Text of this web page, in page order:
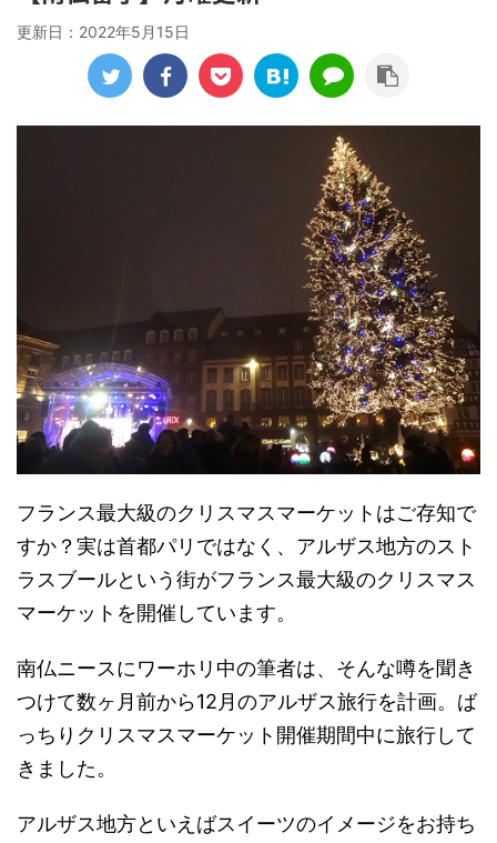
更新日： 2022年5月15日
フランス最大級のクリスマスマーケットはご存知で
すか？実は首都パリではなく、アルザス地方のスト
ラスブールという街がフランス最大級のクリスマス
マーケットを開催しています。
南仏ニースにワーホリ中の筆者は、そんな噂を聞き
つけて数ヶ月前から12月のアルザス旅行を計画。ば
っちりクリスマスマーケット開催期間中に旅行して
きました。
アルザス地方といえばスイーツのイメージをお持ち